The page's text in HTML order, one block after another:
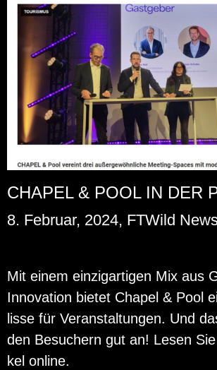
CHAPEL & POOL IN DER
8. Februar, 2024, FTWild
Mit einem ein­zig­ar­ti­gen Mix aus
In­no­va­ti­on bie­tet Cha­pel & Pool
lis­se für Ver­an­stal­tun­gen. Und
den Be­su­chern gut an! Lesen
kel on­line.